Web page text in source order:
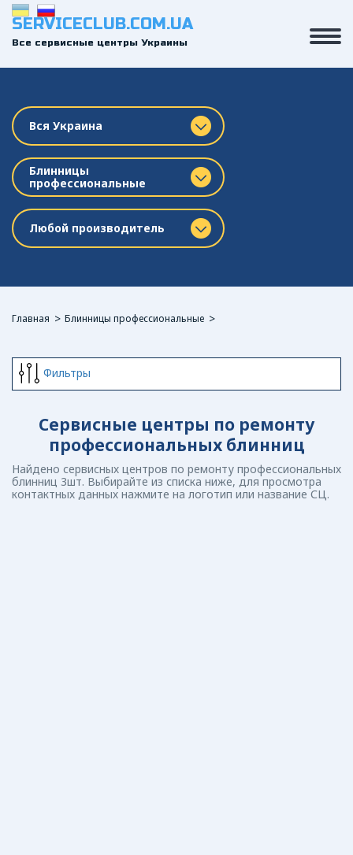
SERVICECLUB.COM.UA
Все сервисные центры Украины
Вся Украина
Блинницы
профессиональные
Любой производитель
Главная Блинницы профессиональные
Фильтры
Сервисные центры по ремонту
профессиональных блинниц
Найдено сервисных центров по ремонту профессиональных
блинниц 3шт. Выбирайте из списка ниже, для просмотра
контактных данных нажмите на логотип или название СЦ.